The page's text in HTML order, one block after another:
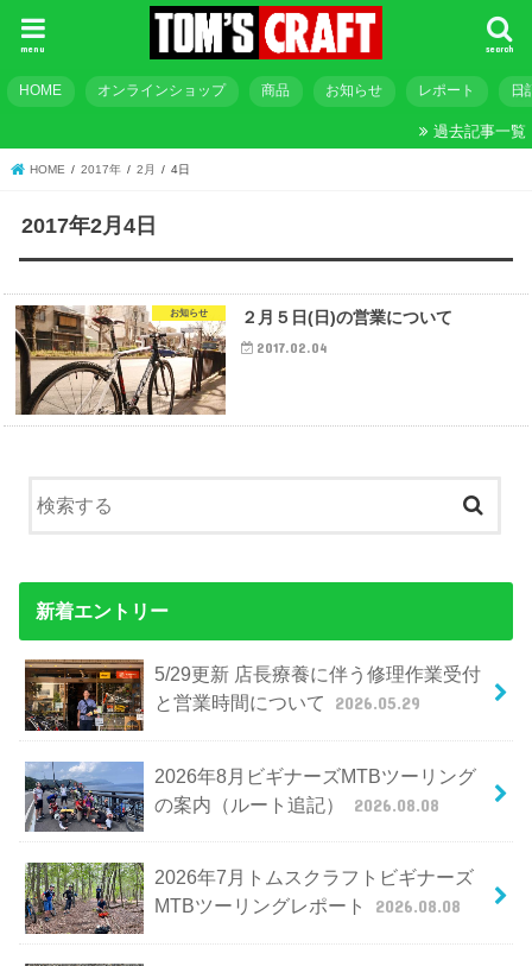
search
menu
HOME オンラインショップ 商品 お知らせ レポート 日
過去記事一覧
HOME 2017年 2月 4日
2017年2月4日
お知らせ ２月５日(日)の営業について
2017.02.04
新着エントリー
5/29更新 店長療養に伴う修理作業受付
と営業時間について
2026.05.29
2026年8月ビギナーズMTBツーリング
の案内（ルート追記）
2026.08.08
2026年7月トムスクラフトビギナーズ
MTBツーリングレポート
2026.08.08